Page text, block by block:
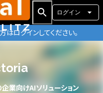
ログイン
ログインしてください。
業向けAIソリューション